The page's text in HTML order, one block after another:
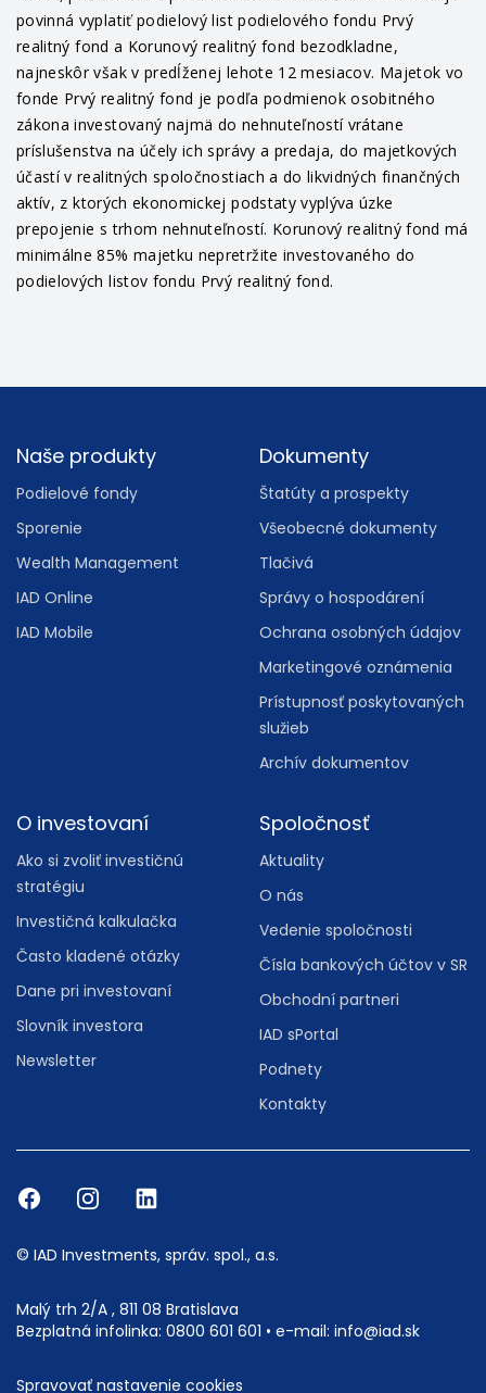
povinná vyplatiť podielový list podielového fondu Prvý
realitný fond a Korunový realitný fond bezodkladne,
najneskôr však v predĺženej lehote 12 mesiacov. Majetok vo
fonde Prvý realitný fond je podľa podmienok osobitného
zákona investovaný najmä do nehnuteľností vrátane
príslušenstva na účely ich správy a predaja, do majetkových
účastí v realitných spoločnostiach a do likvidných finančných
aktív, z ktorých ekonomickej podstaty vyplýva úzke
prepojenie s trhom nehnuteľností. Korunový realitný fond má
minimálne 85% majetku nepretržite investovaného do
podielových listov fondu Prvý realitný fond.
Footer
Naše produkty
Podielové fondy
Sporenie
Wealth Management
IAD Online
IAD Mobile
Dokumenty
Štatúty a prospekty
Všeobecné dokumenty
Tlačivá
Správy o hospodárení
Ochrana osobných údajov
Marketingové oznámenia
Prístupnosť poskytovaných
služieb
Archív dokumentov
O investovaní
Ako si zvoliť investičnú
stratégiu
Investičná kalkulačka
Často kladené otázky
Dane pri investovaní
Slovník investora
Newsletter
Spoločnosť
Aktuality
O nás
Vedenie spoločnosti
Čísla bankových účtov v SR
Obchodní partneri
IAD sPortal
Podnety
Kontakty
© IAD Investments, správ. spol., a.s.
Malý trh 2/A , 811 08 Bratislava
Bezplatná infolinka: 0800 601 601 • e-mail: info@iad.sk
Spravovať nastavenie cookies